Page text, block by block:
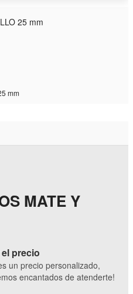
25 mm
mm
MATE Y
precio
un precio personalizado,
encantados de atenderte!